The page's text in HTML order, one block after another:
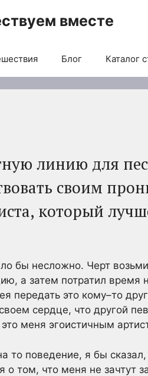
вместе
Блог Каталог
линию для
своим
который
бы несложно. Черт
а затем потратил время
передать это кому–то
сердце, что другой
меня эгоистичным
то поведение, я бы
о том, что меня не зачтут